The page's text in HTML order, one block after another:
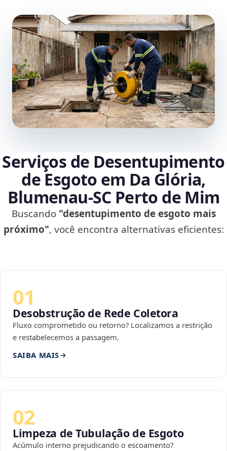
Serviços de Desentupimento
de Esgoto em Da Glória,
Blumenau‑SC Perto de Mim
Buscando "desentupimento de esgoto mais
próximo", você encontra alternativas eficientes:
01
Desobstrução de Rede Coletora
Fluxo comprometido ou retorno? Localizamos a restrição
e restabelecemos a passagem.
SAIBA MAIS
02
Limpeza de Tubulação de Esgoto
Acúmulo interno prejudicando o escoamento?